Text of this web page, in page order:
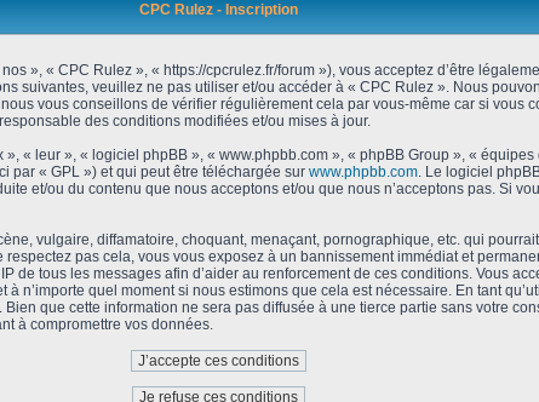
CPC Rulez - Inscription
», « CPC Rulez », « https://cpcrulez.fr/forum »), vous acceptez d’être
suivantes, veuillez ne pas utiliser et/ou accéder à « CPC Rulez ». Nous
vous conseillons de vérifier régulièrement cela par vous-même car si vous
des conditions modifiées et/ou mises à jour.
« leur », « logiciel phpBB », « www.phpbb.com », « phpBB Group », «
par « GPL ») et qui peut être téléchargée sur www.phpbb.com. Le logiciel
et/ou du contenu que nous acceptons et/ou que nous n’acceptons pas. Si
vulgaire, diffamatoire, choquant, menaçant, pornographique, etc. qui
pas cela, vous vous exposez à un bannissement immédiat et
de tous les messages afin d’aider au renforcement de ces conditions. Vous
n’importe quel moment si nous estimons que cela est nécessaire. En tant
que cette information ne sera pas diffusée à une tierce partie sans votre
à compromettre vos données.